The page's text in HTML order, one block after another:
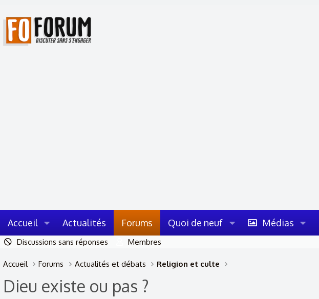
Accueil Actualités Forums Quoi de neuf Médias
Discussions sans réponses Membres
Accueil Forums Actualités et débats Religion et culte
Dieu existe ou pas ?